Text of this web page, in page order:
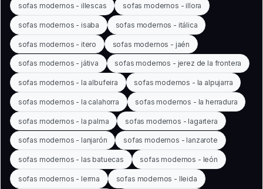
sofas modernos - illescas sofas modernos - illora
sofas modernos - isaba sofas modernos - itálica
sofas modernos - itero sofas modernos - jaén
sofas modernos - játiva sofas modernos - jerez de la frontera
sofas modernos - la albufeira sofas modernos - la alpujarra
sofas modernos - la calahorra sofas modernos - la herradura
sofas modernos - la palma sofas modernos - lagartera
sofas modernos - lanjarón sofas modernos - lanzarote
sofas modernos - las batuecas sofas modernos - león
sofas modernos - lerma sofas modernos - lleida